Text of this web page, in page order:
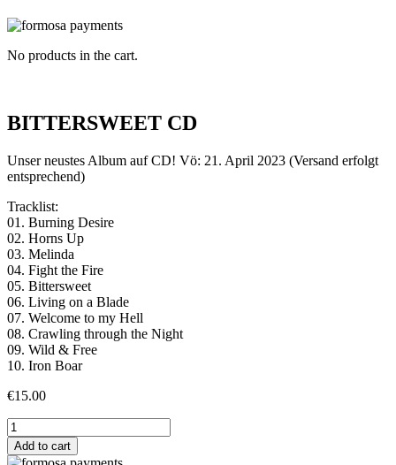
No products in the cart.
BITTERSWEET CD
Unser neustes Album auf CD! Vö: 21. April 2023 (Versand erfolgt
entsprechend)
Tracklist:
01. Burning Desire
02. Horns Up
03. Melinda
04. Fight the Fire
05. Bittersweet
06. Living on a Blade
07. Welcome to my Hell
08. Crawling through the Night
09. Wild & Free
10. Iron Boar
€15.00
BITTERSWEET
CD
quantity
Add to cart